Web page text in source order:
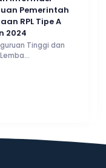
Pemerintah
RPL Tipe A
2024
Tinggi dan